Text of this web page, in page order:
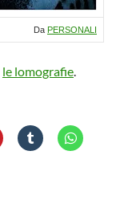
Da PERSONALI
le lomografie.